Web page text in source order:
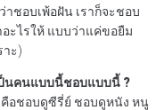
ชอบเพ้อฝัน เราก็จะชอบ
ะไรให้ แบบว่าแค่ขอยืม
าะ)
นคนแบบนี้ชอบแบบนี้ ?
คือชอบดูซีรี่ย์ ชอบดูหนัง หนู